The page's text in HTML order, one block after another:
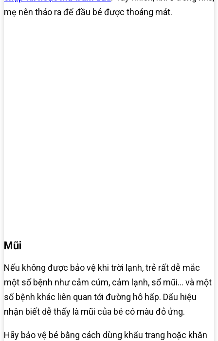
mẹ nên tháo ra để đầu bé được thoáng mát.
Mũi
Nếu không được bảo vệ khi trời lạnh, trẻ rất dễ mắc
một số bệnh như cảm cúm, cảm lạnh, sổ mũi… và một
số bệnh khác liên quan tới đường hô hấp. Dấu hiệu
nhận biết dễ thấy là mũi của bé có màu đỏ ửng.
Hãy bảo vệ bé bằng cách dùng khẩu trang hoặc khăn